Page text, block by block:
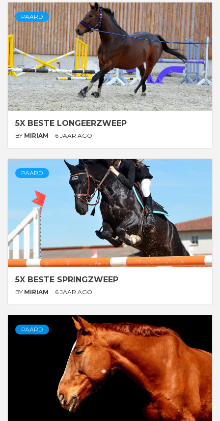
PAARD
5X BESTE LONGEERZWEEP
BY MIRIAM 6 JAAR AGO
PAARD
5X BESTE SPRINGZWEEP
BY MIRIAM 6 JAAR AGO
PAARD